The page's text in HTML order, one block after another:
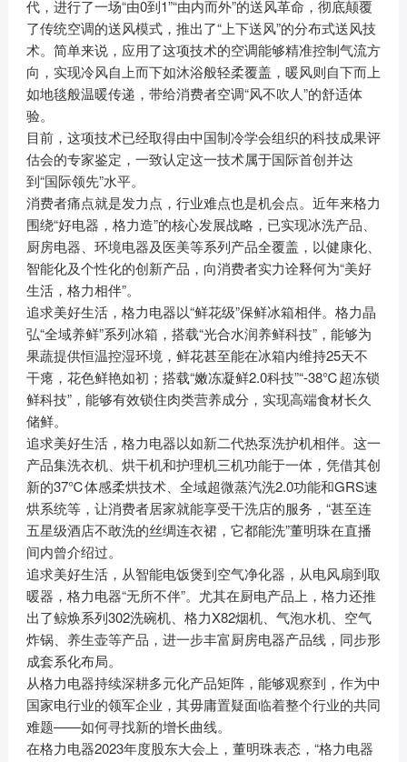
代，进行了一场“由0到1”“由内而外”的送风革命，彻底颠覆
了传统空调的送风模式，推出了“上下送风”的分布式送风技
术。简单来说，应用了这项技术的空调能够精准控制气流方
向，实现冷风自上而下如沐浴般轻柔覆盖，暖风则自下而上
如地毯般温暖传递，带给消费者空调“风不吹人”的舒适体
验。
目前，这项技术已经取得由中国制冷学会组织的科技成果评
估会的专家鉴定，一致认定这一技术属于国际首创并达
到“国际领先”水平。
消费者痛点就是发力点，行业难点也是机会点。近年来格力
围绕“好电器，格力造”的核心发展战略，已实现冰洗产品、
厨房电器、环境电器及医美等系列产品全覆盖，以健康化、
智能化及个性化的创新产品，向消费者实力诠释何为“美好
生活，格力相伴”。
追求美好生活，格力电器以“鲜花级”保鲜冰箱相伴。格力晶
弘“全域养鲜”系列冰箱，搭载“光合水润养鲜科技”，能够为
果蔬提供恒温控湿环境，鲜花甚至能在冰箱内维持25天不
干瘪，花色鲜艳如初；搭载“嫩冻凝鲜2.0科技”“-38℃超冻锁
鲜科技”，能够有效锁住肉类营养成分，实现高端食材长久
储鲜。
追求美好生活，格力电器以如新二代热泵洗护机相伴。这一
产品集洗衣机、烘干机和护理机三机功能于一体，凭借其创
新的37℃体感柔烘技术、全域超微蒸汽洗2.0功能和GRS速
烘系统等，让消费者居家就能享受干洗店的服务，“甚至连
五星级酒店不敢洗的丝绸连衣裙，它都能洗”董明珠在直播
间内曾介绍过。
追求美好生活，从智能电饭煲到空气净化器，从电风扇到取
暖器，格力电器“无所不伴”。尤其在厨电产品上，格力还推
出了鲸焕系列302洗碗机、格力X82烟机、气泡水机、空气
炸锅、养生壶等产品，进一步丰富厨房电器产品线，同步形
成套系化布局。
从格力电器持续深耕多元化产品矩阵，能够观察到，作为中
国家电行业的领军企业，其毋庸置疑面临着整个行业的共同
难题——如何寻找新的增长曲线。
在格力电器2023年度股东大会上，董明珠表态，“格力电器